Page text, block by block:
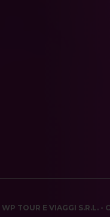
WP TOUR E VIAGGI S.R.L. -